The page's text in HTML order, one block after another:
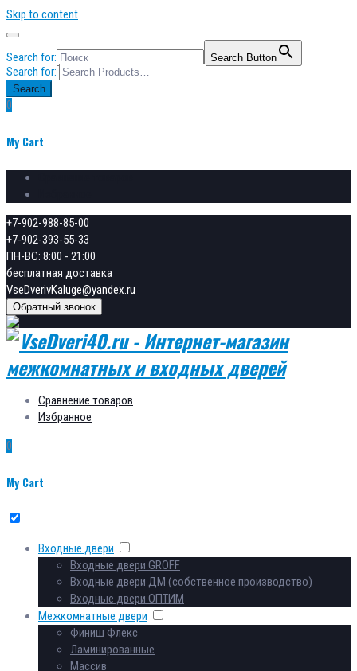
Skip to content
Search for: Search Button
Search for:
Search
0
My Cart
+7-902-988-85-00
+7-902-393-55-33
ПН-ВС: 8:00 - 21:00
бесплатная доставка
VseDverivKaluge@yandex.ru
Обратный звонок
Сравнение товаров
Избранное
0
My Cart
Входные двери
Входные двери GROFF
Входные двери ДМ (собственное производство)
Входные двери ОПТИМ
Межкомнатные двери
Финиш Флекс
Ламинированные
Массив